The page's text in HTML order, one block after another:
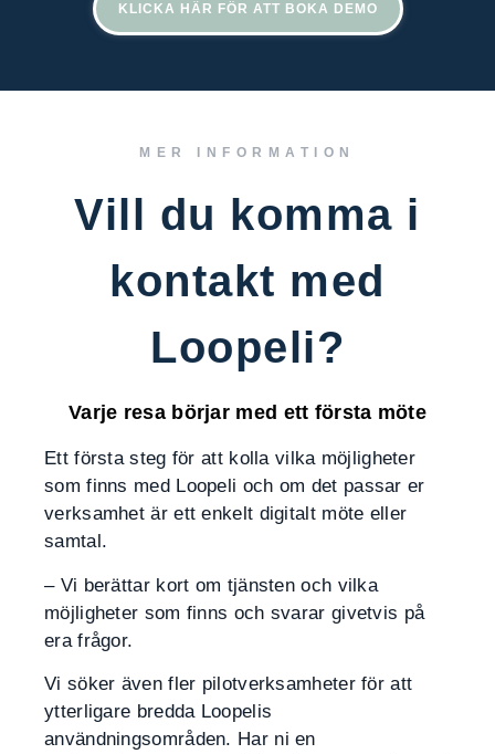
KLICKA HÄR FÖR ATT BOKA DEMO
MER INFORMATION
Vill du komma i
kontakt med
Loopeli?
Varje resa börjar med ett första möte
Ett första steg för att kolla vilka möjligheter
som finns med Loopeli och om det passar er
verksamhet är ett enkelt digitalt möte eller
samtal.
– Vi berättar kort om tjänsten och vilka
möjligheter som finns och svarar givetvis på
era frågor.
Vi söker även fler pilotverksamheter för att
ytterligare bredda Loopelis
användningsområden. Har ni en